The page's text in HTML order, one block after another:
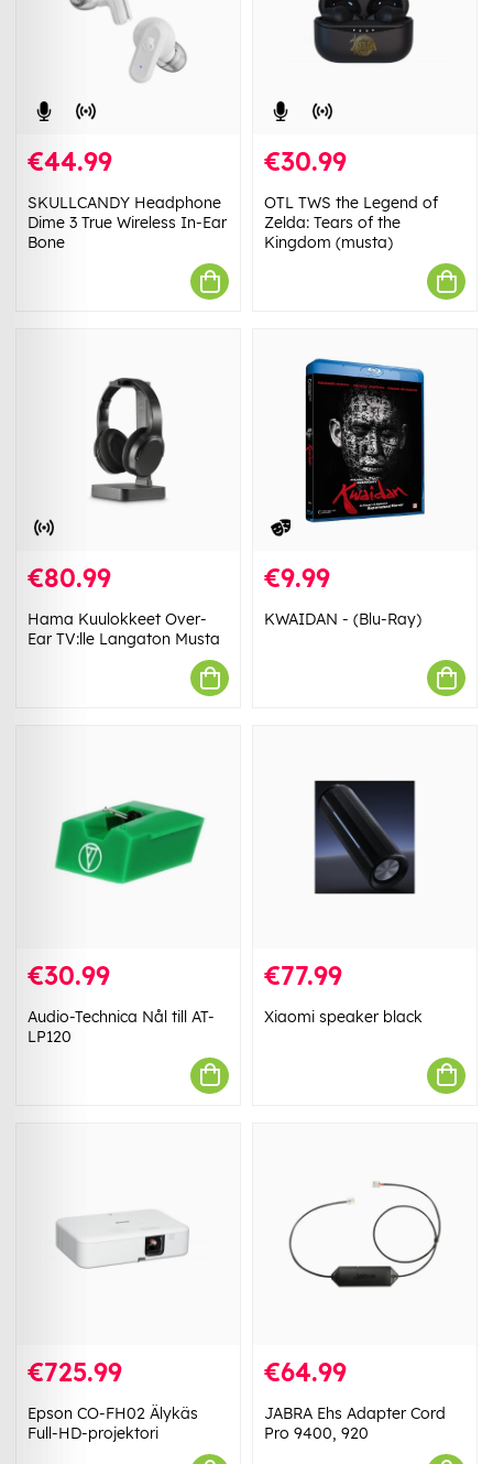
€44.99
SKULLCANDY Headphone
Dime 3 True Wireless In-Ear
Bone
€30.99
OTL TWS the Legend of
Zelda: Tears of the
Kingdom (musta)
€80.99
Hama Kuulokkeet Over-
Ear TV:lle Langaton Musta
€9.99
KWAIDAN - (Blu-Ray)
€30.99
Audio-Technica Nål till AT-
LP120
€77.99
Xiaomi speaker black
€725.99
Epson CO-FH02 Älykäs
Full-HD-projektori
€64.99
JABRA Ehs Adapter Cord
Pro 9400, 920